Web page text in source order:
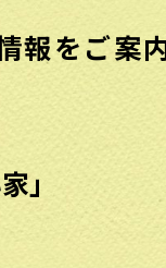
をご案
」